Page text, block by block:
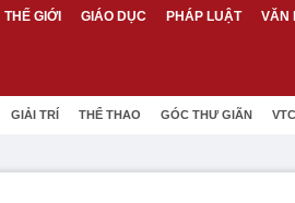
THẾ GIỚI GIÁO DỤC PHÁP LUẬT VĂN
GIẢI TRÍ THỂ THAO GÓC THƯ GIÃN